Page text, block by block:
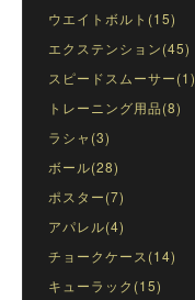
ウエイトボルト(15)
エクステンション(45)
スピードスムーサー(1)
トレーニング用品(8)
ラシャ(3)
ボール(28)
ポスター(7)
アパレル(4)
チョークケース(14)
キューラック(15)